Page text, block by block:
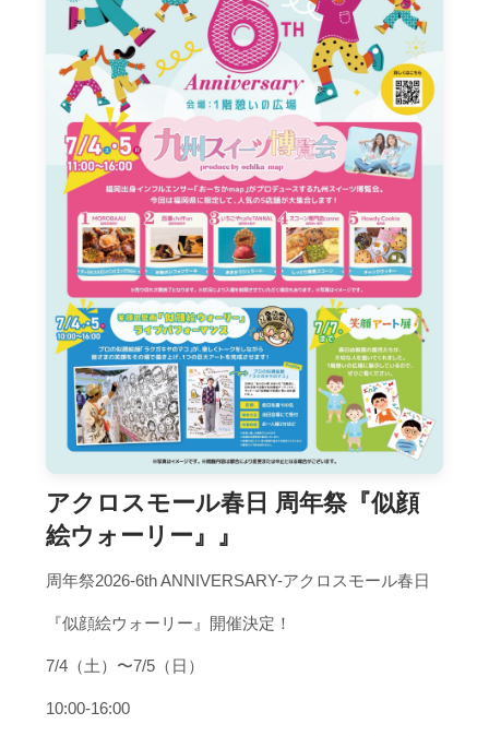
アクロスモール春日 周年祭『似顔
絵ウォーリー』』
周年祭2026-6th ANNIVERSARY-アクロスモール春日
『似顔絵ウォーリー』開催決定！
7/4（土）〜7/5（日）
10:00-16:00